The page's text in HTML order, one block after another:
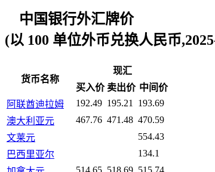
中国银行外汇牌价
(以 100 单位外币兑换人民币
货币名称
现汇
买入价 卖出价 中间价
阿联酋迪拉姆
192.49 195.21
193.69
澳大利亚元
467.76 471.48 470.59
文莱元
554.43
巴西里亚尔
134.1